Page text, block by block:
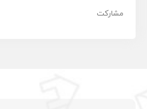
مشارکت